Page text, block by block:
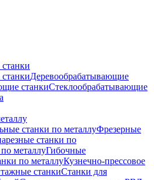
Деревообрабатывающие
станкиСтеклообрабатывающие
станки по металлуФрезерные
станки по
металлуГибочные
по металлуКузнечно-прессовое
станкиСтанки для